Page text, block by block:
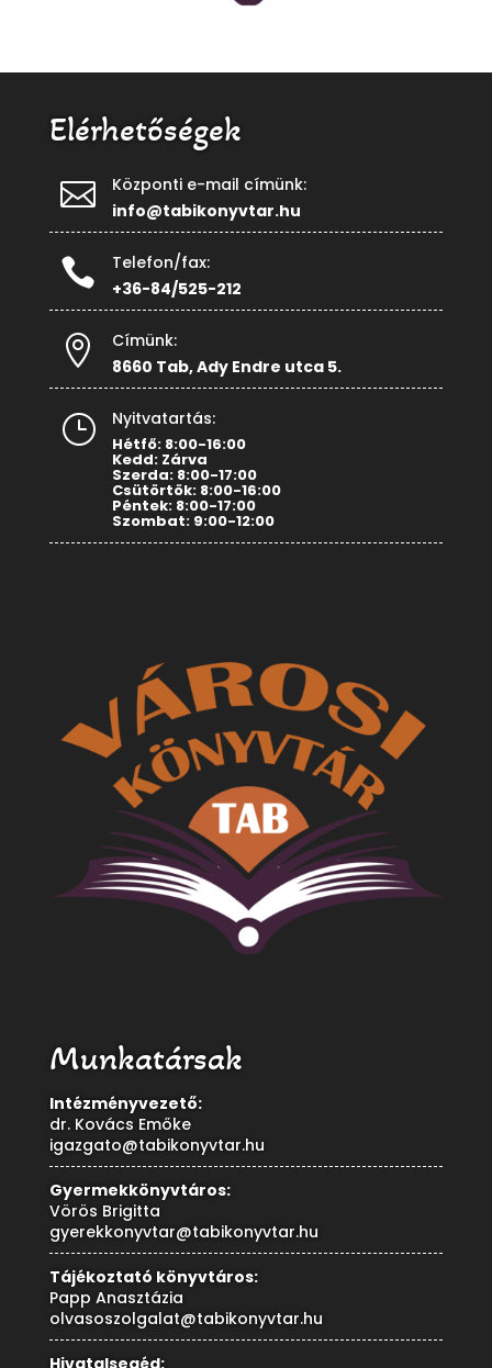
Elérhetőségek

Központi e-mail címünk:
info@tabikonyvtar.hu

Telefon/fax:
+36-84/525-212

Címünk:
8660 Tab, Ady Endre utca 5.
} Nyitvatartás:
Hétfő: 8:00-16:00
Kedd: Zárva
Szerda: 8:00-17:00
Csütörtök: 8:00-16:00
Péntek: 8:00-17:00
Szombat: 9:00-12:00
Munkatársak
Intézményvezető:
dr. Kovács Emőke
igazgato@tabikonyvtar.hu
Gyermekkönyvtáros:
Vörös Brigitta
gyerekkonyvtar@tabikonyvtar.hu
Tájékoztató könyvtáros:
Papp Anasztázia
olvasoszolgalat@tabikonyvtar.hu
Hivatalsegéd: